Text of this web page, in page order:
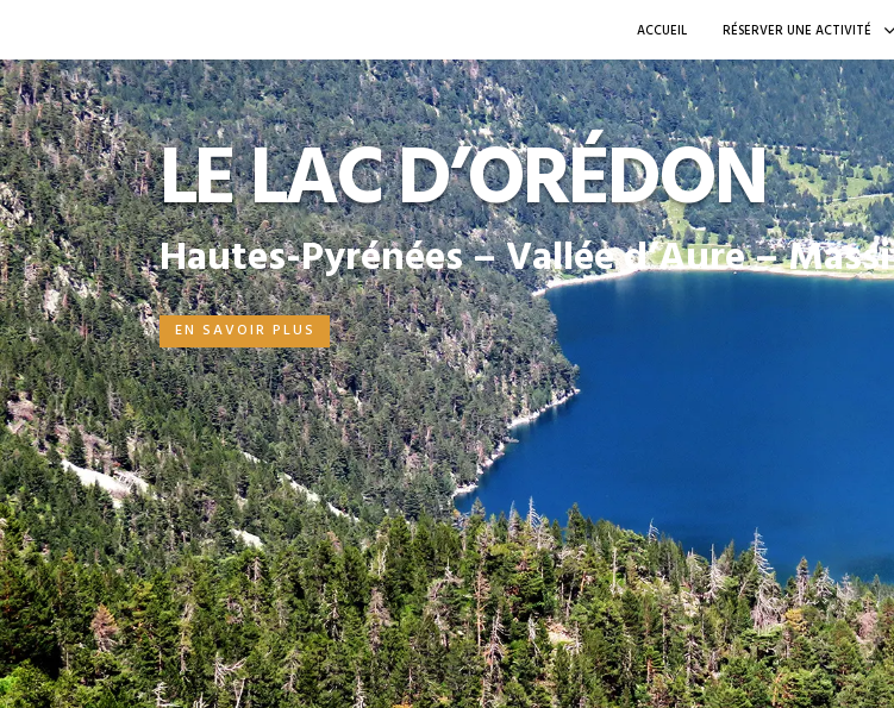
ACCUEIL RÉSERVER UNE ACTIVITÉ
LE LAC D’ORÉDON
Hautes-Pyrénées – Vallée d’Aure –
EN SAVOIR PLUS